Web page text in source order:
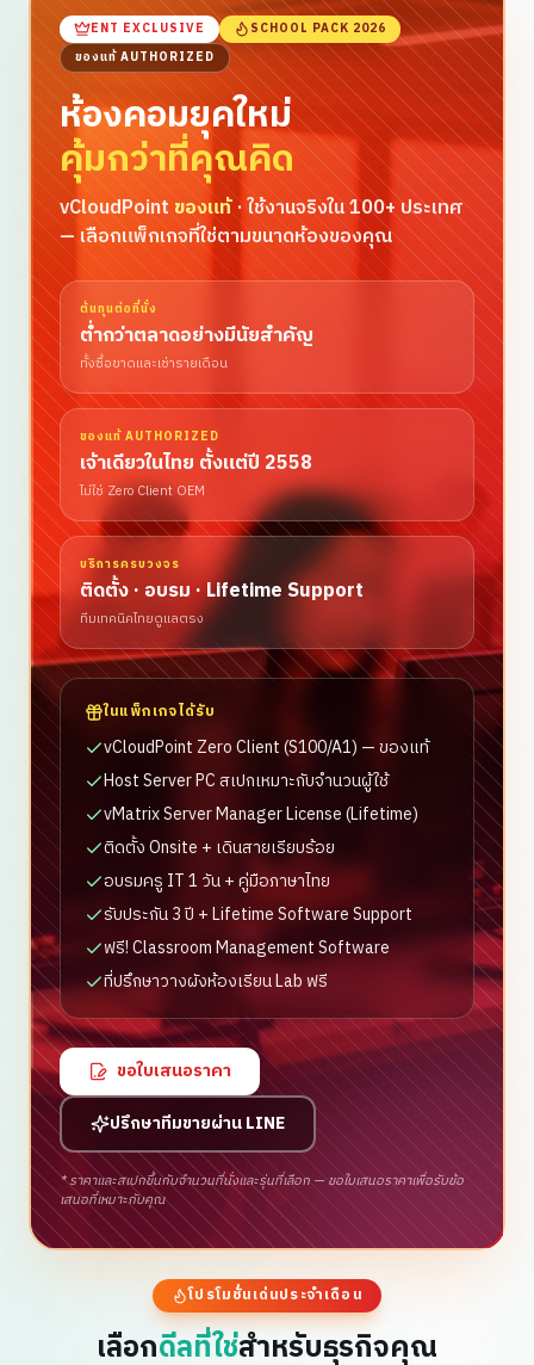
ENT EXCLUSIVE
SCHOOL PACK 2026
ของแท้ AUTHORIZED
ห้องคอมยุคใหม่
คุ้มกว่าที่คุณคิด
vCloudPointของแท้· ใช้งานจริงใน 100+ ประเทศ
— เลือกแพ็กเกจที่ใช่ตามขนาดห้องของคุณ
ต้นทุนต่อที่นั่ง
ต่ำกว่าตลาดอย่างมีนัยสำคัญ
ทั้งซื้อขาดและเช่ารายเดือน
ของแท้ AUTHORIZED
เจ้าเดียวในไทย ตั้งแต่ปี 2558
ไม่ใช่ Zero Client OEM
บริการครบวงจร
ติดตั้ง · อบรม · Lifetime Support
ทีมเทคนิคไทยดูแลตรง
ในแพ็กเกจได้รับ
vCloudPoint Zero Client (S100/A1) — ของแท้
Host Server PC สเปกเหมาะกับจำนวนผู้ใช้
vMatrix Server Manager License (Lifetime)
ติดตั้ง Onsite + เดินสายเรียบร้อย
อบรมครู IT 1 วัน + คู่มือภาษาไทย
รับประกัน 3 ปี + Lifetime Software Support
ฟรี! Classroom Management Software
ที่ปรึกษาวางผังห้องเรียน Lab ฟรี
ขอใบเสนอราคา
ปรึกษาทีมขายผ่าน LINE
* ราคาและสเปกขึ้นกับจำนวนที่นั่งและรุ่นที่เลือก — ขอใบเสนอราคาเพื่อรับข้อ
เสนอที่เหมาะกับคุณ
โปรโมชั่นเด่นประจำเดือน
เลือกดีลที่ใช่สำหรับธุรกิจคุณ